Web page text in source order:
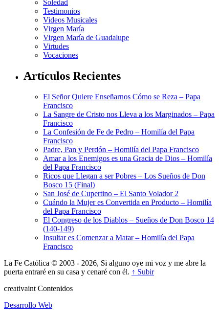
Soledad
Testimonios
Videos Musicales
Virgen María
Virgen María de Guadalupe
Virtudes
Vocaciones
Artículos Recientes
El Señor Quiere Enseñarnos Cómo se Reza – Papa
Francisco
La Sangre de Cristo nos Lleva a los Marginados – Papa
Francisco
La Confesión de Fe de Pedro – Homilía del Papa
Francisco
Padre, Pan y Perdón – Homilía del Papa Francisco
Amar a los Enemigos es una Gracia de Dios – Homilía
del Papa Francisco
Ricos que Llegan a ser Pobres – Los Sueños de Don
Bosco 15 (Final)
San José de Cupertino – El Santo Volador 2
Cuándo la Mujer es Convertida en Producto – Homilía
del Papa Francisco
El Congreso de los Diablos – Sueños de Don Bosco 14
(140-149)
Insultar es Comenzar a Matar – Homilía del Papa
Francisco
La Fe Católica © 2003 - 2026, Si alguno oye mi voz y me abre la
puerta entraré en su casa y cenaré con él. ↑ Subir
creativaint Contenidos
Desarrollo Web